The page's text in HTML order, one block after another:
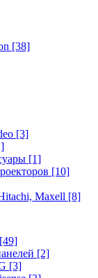
[38]
[3]
[1]
[10]
Maxell [8]
[49]
[2]
[3]